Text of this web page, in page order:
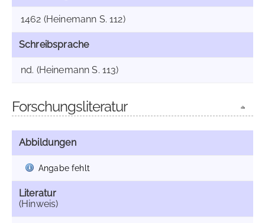
1462 (Heinemann S. 112)
Schreibsprache
nd. (Heinemann S. 113)
Forschungsliteratur
Abbildungen
Angabe fehlt
Literatur
(Hinweis)